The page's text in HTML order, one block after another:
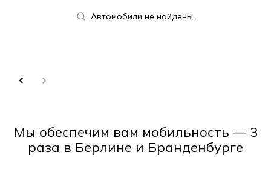
Автомобили не найдены.
Мы обеспечим вам мобильность — 3
раза в Берлине и Бранденбурге